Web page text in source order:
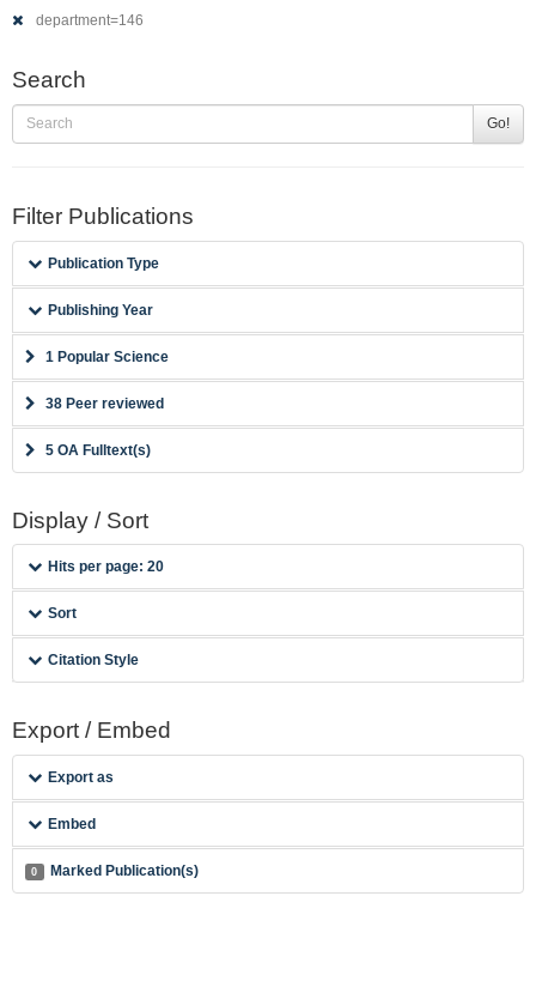
department=146
Search
Go!
Filter Publications
Publication Type
Publishing Year
1 Popular Science
38 Peer reviewed
5 OA Fulltext(s)
Display / Sort
Hits per page: 20
Sort
Citation Style
Export / Embed
Export as
Embed
0 Marked Publication(s)